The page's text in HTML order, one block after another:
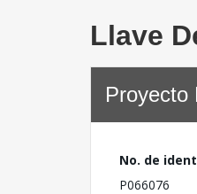
Llave
Proyecto
No. de
P066076